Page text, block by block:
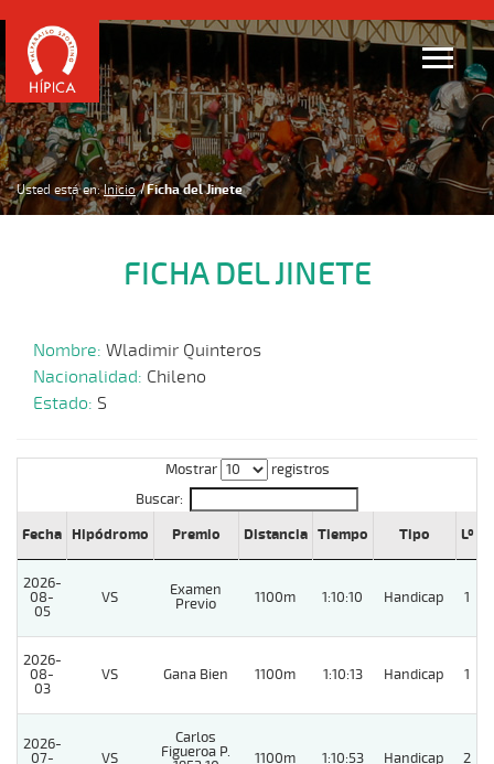
Usted está en: Inicio Ficha del Jinete
FICHA DEL JINETE
Nombre: Wladimir Quinteros
Nacionalidad: Chileno
Estado: S
Mostrar
registros
Buscar:
Fecha
Hipódromo Premio Distancia Tiempo Tipo Lº
2026-
08-
05
VS
Examen
Previo
1100m 1:10:10 Handicap 1
2026-
08-
03
VS Gana Bien 1100m 1:10:13 Handicap 1
2026-
07-
VS
Carlos
Figueroa P.
1100m 1:10:53 Handicap 2